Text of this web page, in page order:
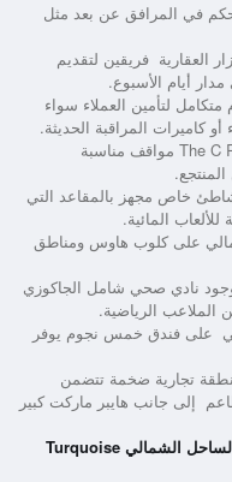
في المرافق عن بعد مثل
فريقين لتقديم
أيام الأسبوع.
متكامل لتأمين العملاء سواء
كاميرات المراقبة الحديثة.
The C مواقف مناسبة
خاص مجهز بالمقاعد التي
المائية.
على كلوب هاوس ومناطق
نادي صحي شامل الجاكوزي
الملاعب الرياضية.
على فندق خمس نجوم يوفر
تجارية ضخمة تتضمن
إلى جانب هايبر ماركت كبير
قرية تركواز الساحل الشمالي Turquoise